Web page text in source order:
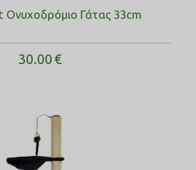
Ονυχοδρόμιο Γάτας 33cm
30.00€